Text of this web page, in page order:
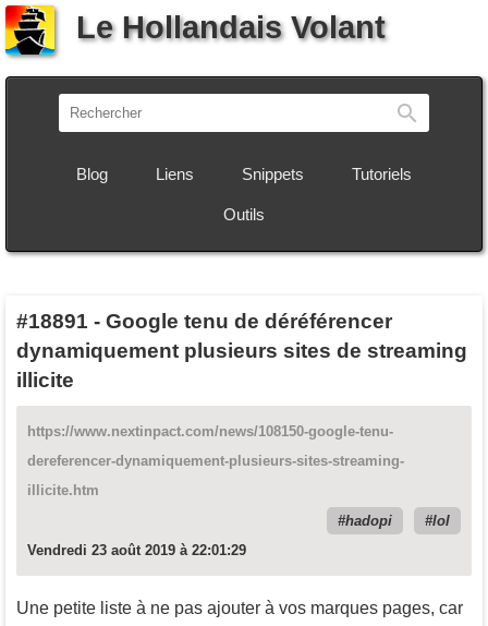
Le Hollandais Volant
Blog Liens Snippets Tutoriels
Outils
#18891 - Google tenu de déréférencer
dynamiquement plusieurs sites de streaming
illicite
https://www.nextinpact.com/news/108150-google-tenu-
dereferencer-dynamiquement-plusieurs-sites-streaming-
illicite.htm
hadopi
lol
Vendredi 23 août 2019 à 22:01:29
Une petite liste à ne pas ajouter à vos marques pages, car